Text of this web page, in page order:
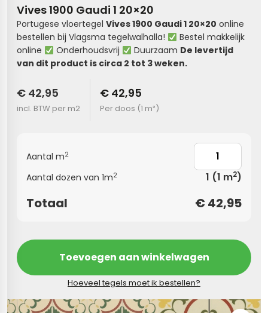
Vives 1900 Gaudi 1 20×20
Portugese vloertegel Vives 1900 Gaudi 1 20×20 online
bestellen bij Vlagsma tegelwalhalla!
Bestel makkelijk
online
Onderhoudsvrij Duurzaam De levertijd
van dit product is circa 2 tot 3 weken.
€ 42,95
incl. BTW per m2
€ 42,95
Per doos (1 m²)
Aantal m2
Aantal dozen van 1m2 1 (1 m2)
Totaal € 42,95
Toevoegen aan winkelwagen
Hoeveel tegels moet ik bestellen?
woonkamer
(kloostertegels)
tegels
toilet
wandtegels
betonlook
marmerlook
tegels